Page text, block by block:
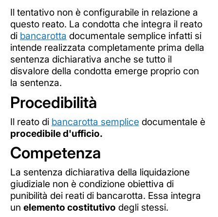
Il tentativo non è configurabile in relazione a
questo reato. La condotta che integra il reato
di bancarotta documentale semplice infatti si
intende realizzata completamente prima della
sentenza dichiarativa anche se tutto il
disvalore della condotta emerge proprio con
la sentenza.
Procedibilità
Il reato di bancarotta semplice documentale è
procedibile d'ufficio.
Competenza
La sentenza dichiarativa della liquidazione
giudiziale non è condizione obiettiva di
punibilità dei reati di bancarotta. Essa integra
un elemento costitutivo degli stessi.